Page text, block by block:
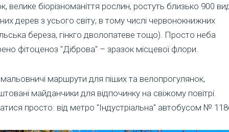
велике біорізноманіття рослин, ростуть близько 900
дерев з усього світу, в тому числі червонокнижних
береза, гінкго дволопатеве тощо). Просто неба
фітоценоз "Діброва" – зразок місцевої флори.
маршрути для піших та велопрогулянок,
майданчики для відпочинку на свіжому повітрі.
просто: від метро "Індустріальна" автобусом №